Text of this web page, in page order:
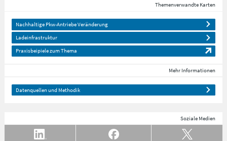
Themenverwandte Karten
Nachhaltige Pkw-Antriebe Veränderung
Ladeinfrastruktur
Praxisbeipiele zum Thema
Mehr Informationen
Datenquellen und Methodik
Soziale Medien